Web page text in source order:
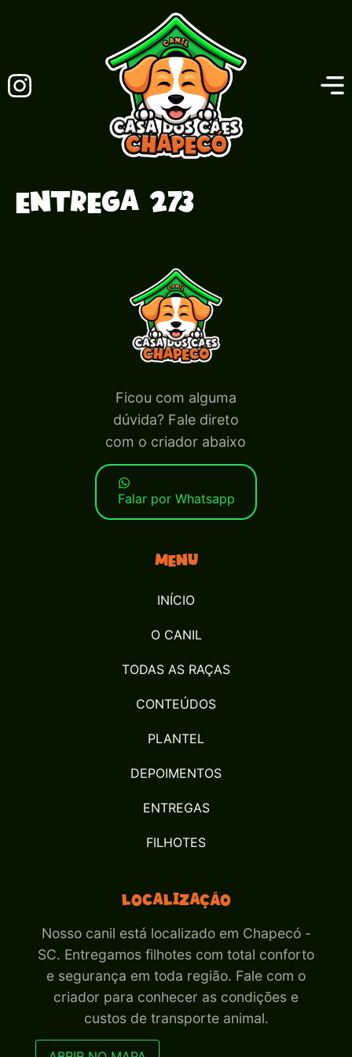
Entrega 273
Ficou com alguma
dúvida? Fale direto
com o criador abaixo
Falar por Whatsapp
Menu
INÍCIO
O CANIL
TODAS AS RAÇAS
CONTEÚDOS
PLANTEL
DEPOIMENTOS
ENTREGAS
FILHOTES
Localização
Nosso canil está localizado em Chapecó -
SC. Entregamos filhotes com total conforto
e segurança em toda região. Fale com o
criador para conhecer as condições e
custos de transporte animal.